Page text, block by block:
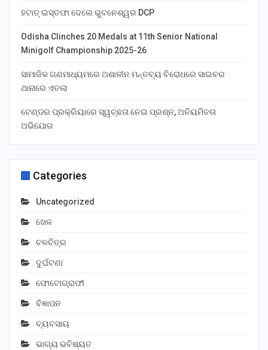
ହଟାତ୍ ଇସ୍ତଫା ଦେଲେ ଭୁବନେଶ୍ୱର DCP
Odisha Clinches 20 Medals at 11th Senior National
Minigolf Championship 2025-26
ସାମାଜିକ ଗଣମାଧ୍ୟମରେ ଅଶାଳୀନ ମନ୍ତବ୍ୟ ବିରୋଧରେ ସାଇବର
ଥାନାରେ ଏତଲା
ଟେଣ୍ଡର ପ୍ରକ୍ରିୟାରେ ସ୍ୱଚ୍ଛତା ନେଇ ପ୍ରଶ୍ନ, ଅନିୟମିତତା
ଅଭିଯୋଗ
Categories
Uncategorized
ଖେଳ
ଚଳଚିତ୍ର
ଦୁର୍ଘଟଣା
ଫୋଟୋଗ୍ରାଫୀ
ବିଜ୍ଞାପନ
ବ୍ୟବସାୟ
ଭାଗ୍ୟ ଭବିଷ୍ୟତ